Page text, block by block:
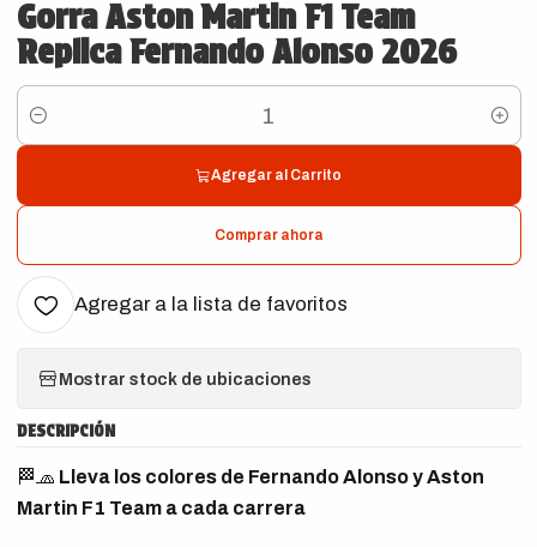
Gorra Aston Martin F1 Team
Replica Fernando Alonso 2026
Cantidad
Agregar al Carrito
Comprar ahora
Agregar a la lista de favoritos
Mostrar stock de ubicaciones
DESCRIPCIÓN
🏁🧢 Lleva los colores de Fernando Alonso y Aston
Martin F1 Team a cada carrera